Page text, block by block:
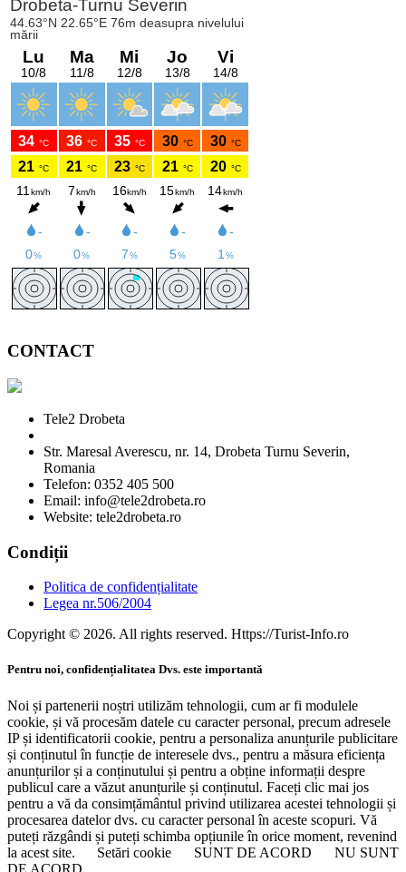
CONTACT
Tele2 Drobeta
Str. Maresal Averescu, nr. 14, Drobeta Turnu Severin,
Romania
Telefon: 0352 405 500
Email: info@tele2drobeta.ro
Website: tele2drobeta.ro
Condiții
Politica de confidențialitate
Legea nr.506/2004
Copyright © 2026. All rights reserved. Https://Turist-Info.ro
Pentru noi, confidențialitatea Dvs. este importantă
Noi și partenerii noștri utilizăm tehnologii, cum ar fi modulele
cookie, și vă procesăm datele cu caracter personal, precum adresele
IP și identificatorii cookie, pentru a personaliza anunțurile publicitare
și conținutul în funcție de interesele dvs., pentru a măsura eficiența
anunțurilor și a conținutului și pentru a obține informații despre
publicul care a văzut anunțurile și conținutul. Faceți clic mai jos
pentru a vă da consimțământul privind utilizarea acestei tehnologii și
procesarea datelor dvs. cu caracter personal în aceste scopuri. Vă
puteți răzgândi și puteți schimba opțiunile în orice moment, revenind
la acest site.
Setări cookie SUNT DE ACORD
NU SUNT
DE ACORD